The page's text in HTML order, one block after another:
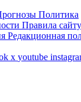
Политика
Правила сайту
Редакционная
x youtube